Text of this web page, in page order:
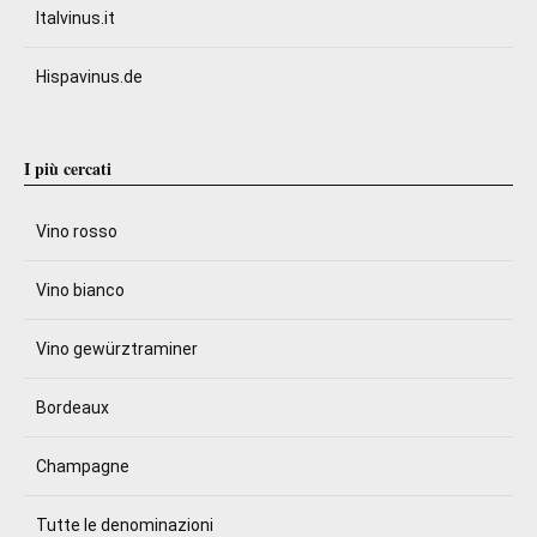
Italvinus.it
Hispavinus.de
I più cercati
Vino rosso
Vino bianco
Vino gewürztraminer
Bordeaux
Champagne
Tutte le denominazioni